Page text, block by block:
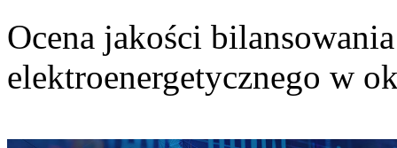
Ocena jakości
elektroenergetycznego w